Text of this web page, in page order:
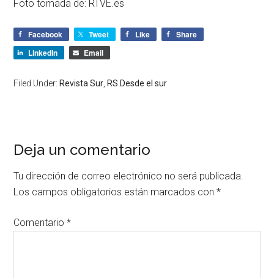
Foto tomada de: RTVE.es
Facebook Tweet Like
Share
LinkedIn
Email
Filed Under: Revista Sur RS Desde el sur
Deja un comentario
Tu dirección de correo electrónico no será publicada.
Los campos obligatorios están marcados con*
Comentario*